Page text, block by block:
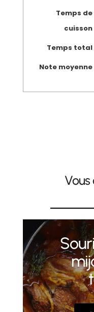
Temps de
cuisson
Temps total
Note moyenne
Vous